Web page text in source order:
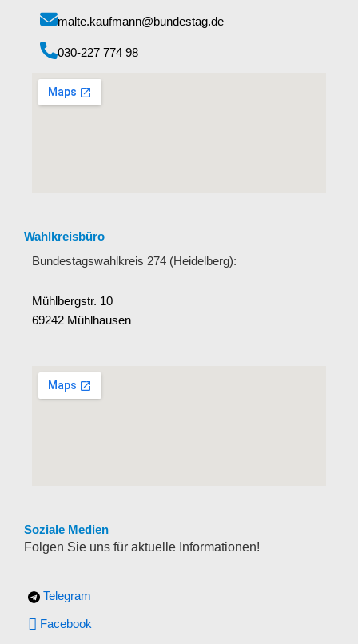
malte.kaufmann@bundestag.de
‭030-227 774 98‬
Wahlkreisbüro
Bundestagswahlkreis 274 (Heidelberg):
Mühlbergstr. 10
69242 Mühlhausen
Soziale Medien
Folgen Sie uns für aktuelle Informationen!
Telegram
Facebook